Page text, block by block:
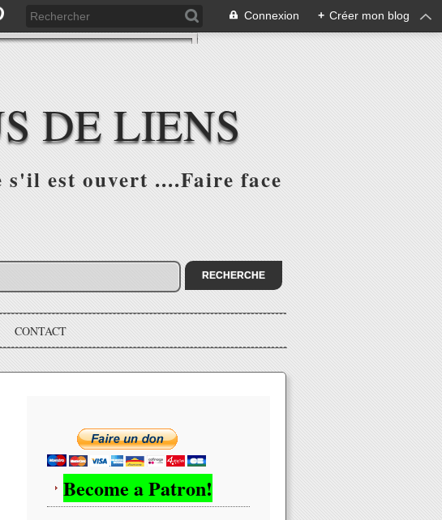
Connexion + Créer mon blog
DE LIENS
est ouvert ....Faire face
CONTACT
Become a Patron!